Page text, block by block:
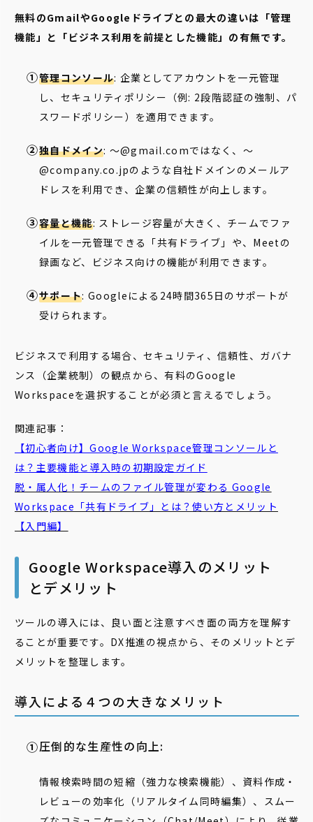
無料のGmailやGoogleドライブとの最大の違いは「管理
機能」と「ビジネス利用を前提とした機能」の有無です。
管理コンソール: 企業としてアカウントを一元管理
し、セキュリティポリシー（例: 2段階認証の強制、パ
スワードポリシー）を適用できます。
独自ドメイン: 〜@gmail.comではなく、〜
@company.co.jpのような自社ドメインのメールア
ドレスを利用でき、企業の信頼性が向上します。
容量と機能: ストレージ容量が大きく、チームでファ
イルを一元管理できる「共有ドライブ」や、Meetの
録画など、ビジネス向けの機能が利用できます。
サポート: Googleによる24時間365日のサポートが
受けられます。
ビジネスで利用する場合、セキュリティ、信頼性、ガバナ
ンス（企業統制）の観点から、有料のGoogle
Workspaceを選択することが必須と言えるでしょう。
関連記事：
【初心者向け】Google Workspace管理コンソールと
は？主要機能と導入時の初期設定ガイド
脱・属人化！チームのファイル管理が変わる Google
Workspace「共有ドライブ」とは？使い方とメリット
【入門編】
Google Workspace導入のメリット
とデメリット
ツールの導入には、良い面と注意すべき面の両方を理解す
ることが重要です。DX推進の視点から、そのメリットとデ
メリットを整理します。
導入による４つの大きなメリット
圧倒的な生産性の向上:
情報検索時間の短縮（強力な検索機能）、資料作成・
レビューの効率化（リアルタイム同時編集）、スムー